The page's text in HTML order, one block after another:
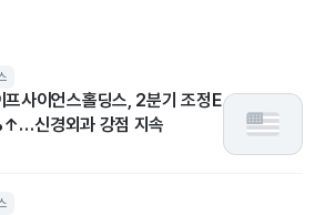
사이언스홀딩스, 2분기 조정E
신경외과 강점 지속